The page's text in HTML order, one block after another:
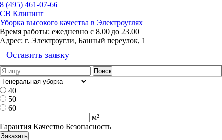
8 (495) 461-07-66
СВ Клининг
Уборка высокого качества в Электроуглях
Время работы: ежедневно с 8.00 до 23.00
Адрес: г. Электроугли, Банный переулок, 1
Оставить заявку
40
50
60
м²
Гарантия Качество Безопасность
Заказать